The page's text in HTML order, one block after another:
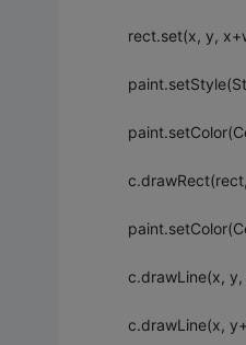
rect.set(x, y,
c.drawLine(x,
c.drawLine(x,